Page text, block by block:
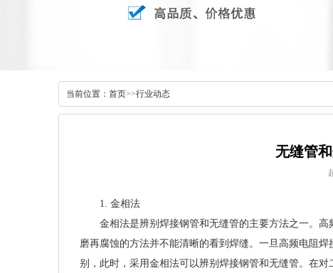
当前位置： 首页>>行业动态
无缝管
1. 金相法
金相法是辨别焊接钢管和无缝管的主要方法之一。高
磨再腐蚀的方法并不能清晰的看到焊缝。一旦高频电阻
别，此时，采用金相法可以辨别焊接钢管和无缝管。在